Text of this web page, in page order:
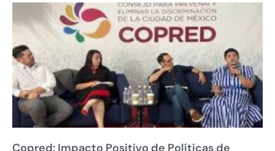
Copred: Impacto Positivo de Políticas de